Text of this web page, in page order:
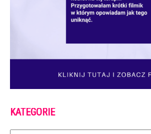
KATEGORIE
Kategorie